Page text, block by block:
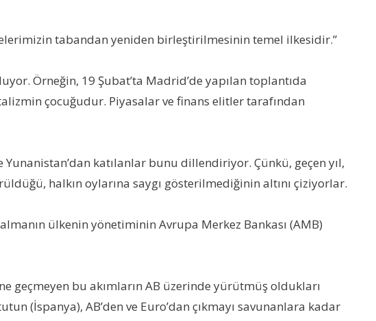
tabandan yeniden birleştirilmesinin temel ilkesidir.”
Örneğin, 19 Şubat’ta Madrid’de yapılan toplantıda
çocuğudur. Piyasalar ve finans elitler tarafından
Yunanistan’dan katılanlar bunu dillendiriyor. Çünkü, geçen yıl,
halkın oylarına saygı gösterilmediğinin altını çiziyorlar.
ülkenin yönetiminin Avrupa Merkez Bankası (AMB)
geçmeyen bu akımların AB üzerinde yürütmüş oldukları
(İspanya), AB’den ve Euro’dan çıkmayı savunanlara kadar